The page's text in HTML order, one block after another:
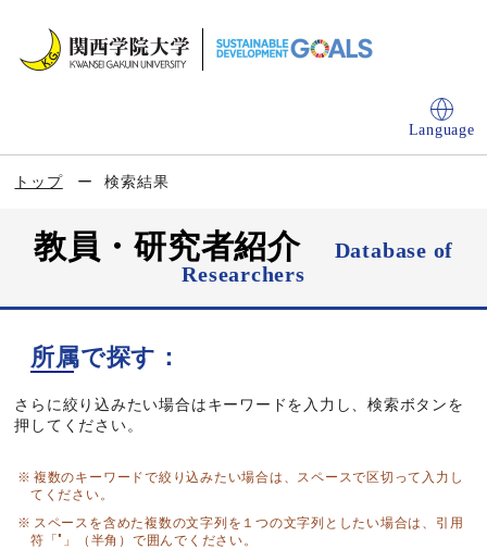
Language
トップ 検索結果
教員・研究者紹介
Database of
Researchers
所属で探す：
さらに絞り込みたい場合はキーワードを入力し、検索ボタンを
押してください。
複数のキーワードで絞り込みたい場合は、スペースで区切って入力し
てください。
スペースを含めた複数の文字列を１つの文字列としたい場合は、引用
符「"」（半角）で囲んでください。